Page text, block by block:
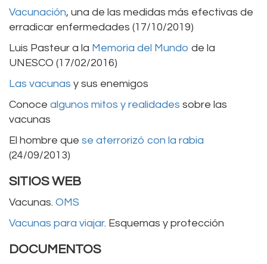
Vacunación, una de las medidas más efectivas de
erradicar enfermedades (17/10/2019)
Luis Pasteur a la Memoria del Mundo de la
UNESCO (17/02/2016)
Las vacunas y sus enemigos
Conoce algunos mitos y realidades sobre las
vacunas
El hombre que se aterrorizó con la rabia
(24/09/2013)
SITIOS WEB
Vacunas. OMS
Vacunas para viajar. Esquemas y protección
DOCUMENTOS